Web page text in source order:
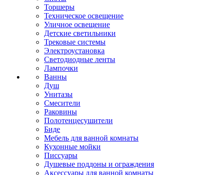
Торшеры
Техническое освещение
Уличное освещение
Детские светильники
Трековые системы
Электроустановка
Светодиодные ленты
Лампочки
Ванны
Душ
Унитазы
Смесители
Раковины
Полотенцесушители
Биде
Мебель для ванной комнаты
Кухонные мойки
Писсуары
Душевые поддоны и ограждения
Аксессуары для ванной комнаты